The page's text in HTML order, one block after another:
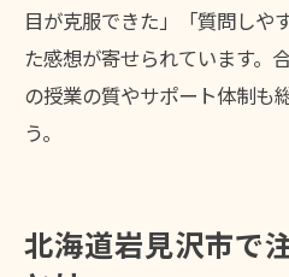
目が克服できた」「質問しや
た感想が寄せられています。
の授業の質やサポート体制も
う。
北海道岩見沢市で